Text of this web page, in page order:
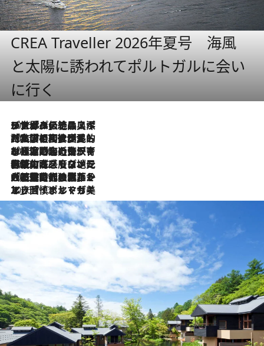
CREA Traveller 2026年夏号 海風
と太陽に誘われてポルトガルに会い
に行く
2026.8.8
リスボンの絶品スイーツ「パステル・デ・ナタ」とは？ポルトガル伝統の奥深い世界へ
2026.7.27
「私の祖国はポルトガル語です」国民的詩人フェルナンド・ペソアと、彼が愛した文学の街を歩く
2026.7.26
ポルトガル近海が育む極上の海の幸。キリリと冷えた白ワインと愉しむ、シーフード専門店の贅沢
2026.7.22
伝統の味をモダンに昇華。高感度な地元客が集う、リスボンの最旬ガストロノミー
2026.7.21
大航海時代の栄華から、震災、独裁、そして革命へ。ポルトガル・首都リスボンの石畳に刻まれた「歴史の光と影」
2026.7.13
エッセイ・ヤマザキマリ「慎ましくも美しき国 ポルトガル」